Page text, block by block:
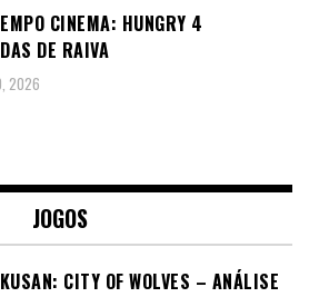
CINEMA: HUNGRY 4
DE RAIVA
2026
JOGOS
CITY OF WOLVES – ANÁLISE